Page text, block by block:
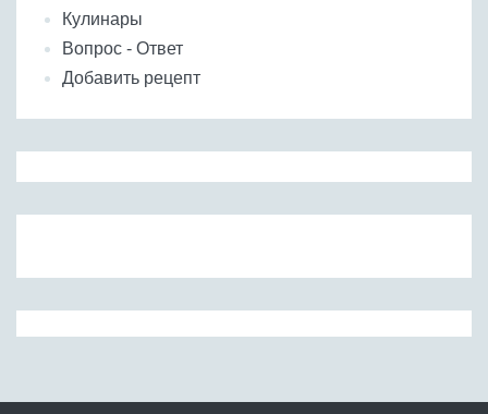
Кулинары
Вопрос - Ответ
Добавить рецепт